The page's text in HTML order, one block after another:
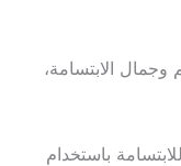
الابتسامة،
باستخدام